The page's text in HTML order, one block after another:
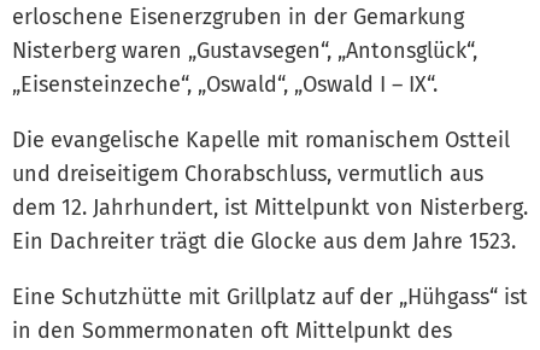
erloschene Eisenerzgruben in der Gemarkung
Nisterberg waren „Gustavsegen“, „Antonsglück“,
„Eisensteinzeche“, „Oswald“, „Oswald I – IX“.
Die evangelische Kapelle mit romanischem Ostteil
und dreiseitigem Chorabschluss, vermutlich aus
dem 12. Jahrhundert, ist Mittelpunkt von Nisterberg.
Ein Dachreiter trägt die Glocke aus dem Jahre 1523.
Eine Schutzhütte mit Grillplatz auf der „Hühgass“ ist
in den Sommermonaten oft Mittelpunkt des